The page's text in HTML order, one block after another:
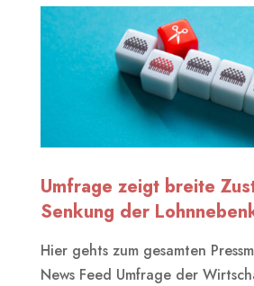
Umfrage zeigt breite
Senkung der
Hier gehts zum gesamten
News Feed Umfrage der